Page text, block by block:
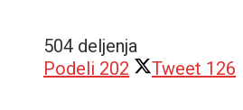
504 deljenja
Podeli 202 Tweet 126